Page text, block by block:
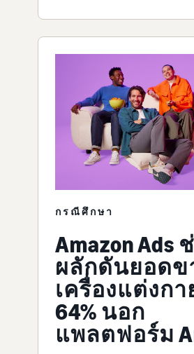
กรณีศึกษา
Amazon Ads
ผลักดันยอดข
เครื่องแต่งกา
64% นอก
แพลตฟอร์ม